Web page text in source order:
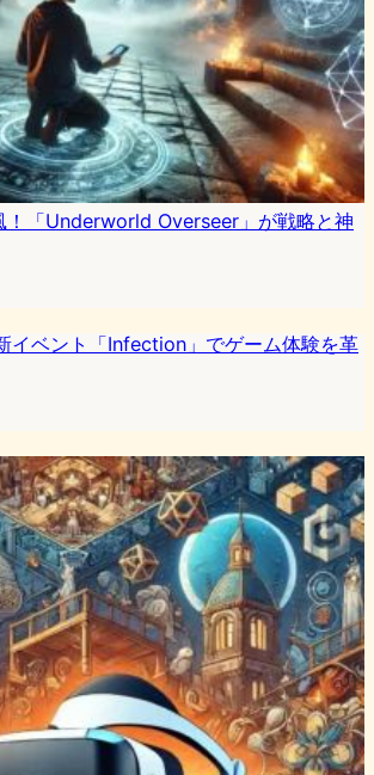
！「Underworld Overseer」が戦略と神
イベント「Infection」でゲーム体験を革